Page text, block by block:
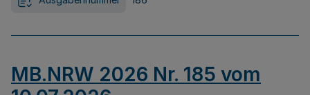
MB.NRW 2026 Nr. 185 vom